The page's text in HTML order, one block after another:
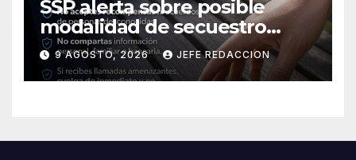
SSP alerta sobre posible
modalidad de secuestro
virtual
9 AGOSTO, 2026 JEFE REDACCION